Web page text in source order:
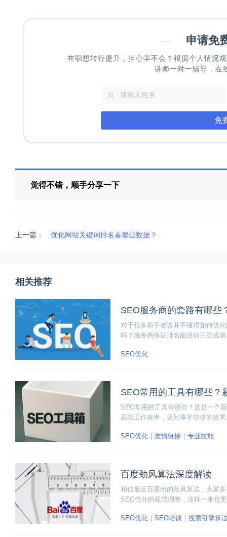
— 申请免
在职想转行提升，担心学不会？根据个人情况
讲师一对一辅导，在
免
觉得不错，顺手分享一下
上一篇： 优化网站关键词排名看哪些数据？
相关推荐
SEO服务商的套路有哪些
对于很多新手老说并不懂得如何优
吗？服务商保证排名能进前三页或
SEO优化
SEO常用的工具有哪些？
SEO常用的工具有哪些？这是一个
高能工作效率，达到事半功倍的效
SEO优化 友情链接 专业技能
百度劲风算法深度解读
相信最近百度出的劲风算法，大家
SEO优化的规范调整，这样一来也
SEO优化
SEO培训 搜索引擎算